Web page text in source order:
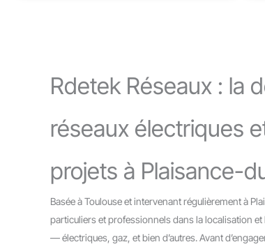
Rdetek Réseaux : la
réseaux électriques
projets à Plaisance-
Basée à Toulouse et intervenant régulièrement à
particuliers et professionnels dans la localisation
— électriques, gaz, et bien d’autres. Avant